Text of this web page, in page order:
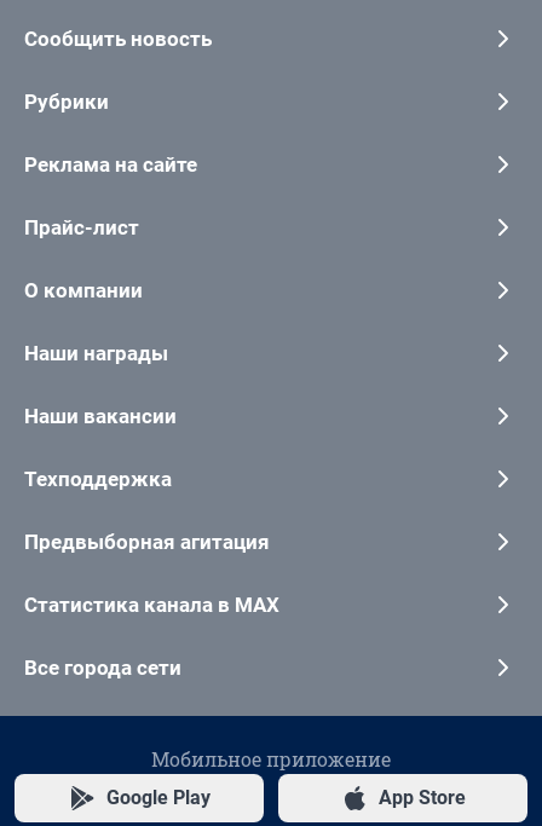
Сообщить новость
Рубрики
Реклама на сайте
Прайс-лист
О компании
Наши награды
Наши вакансии
Техподдержка
Предвыборная агитация
Статистика канала в MAX
Все города сети
Мобильное приложение
Google Play App Store